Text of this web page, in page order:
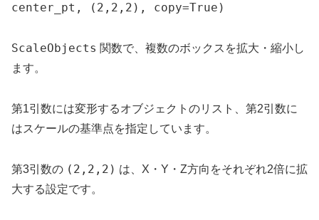
center_pt, (2,2,2), copy=True)
ScaleObjects 関数で、複数のボックスを拡大・縮小し
ます。
第1引数には変形するオブジェクトのリスト、第2引数に
はスケールの基準点を指定しています。
第3引数の (2,2,2) は、X・Y・Z方向をそれぞれ2倍に拡
大する設定です。